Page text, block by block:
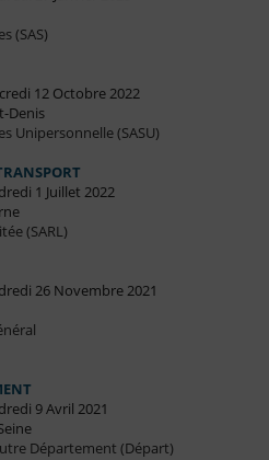
(SAS)
12 Octobre 2022
Denis
Unipersonnelle (SASU)
1 Juillet 2022
(SARL)
26 Novembre 2021
9 Avril 2021
Département (Départ)